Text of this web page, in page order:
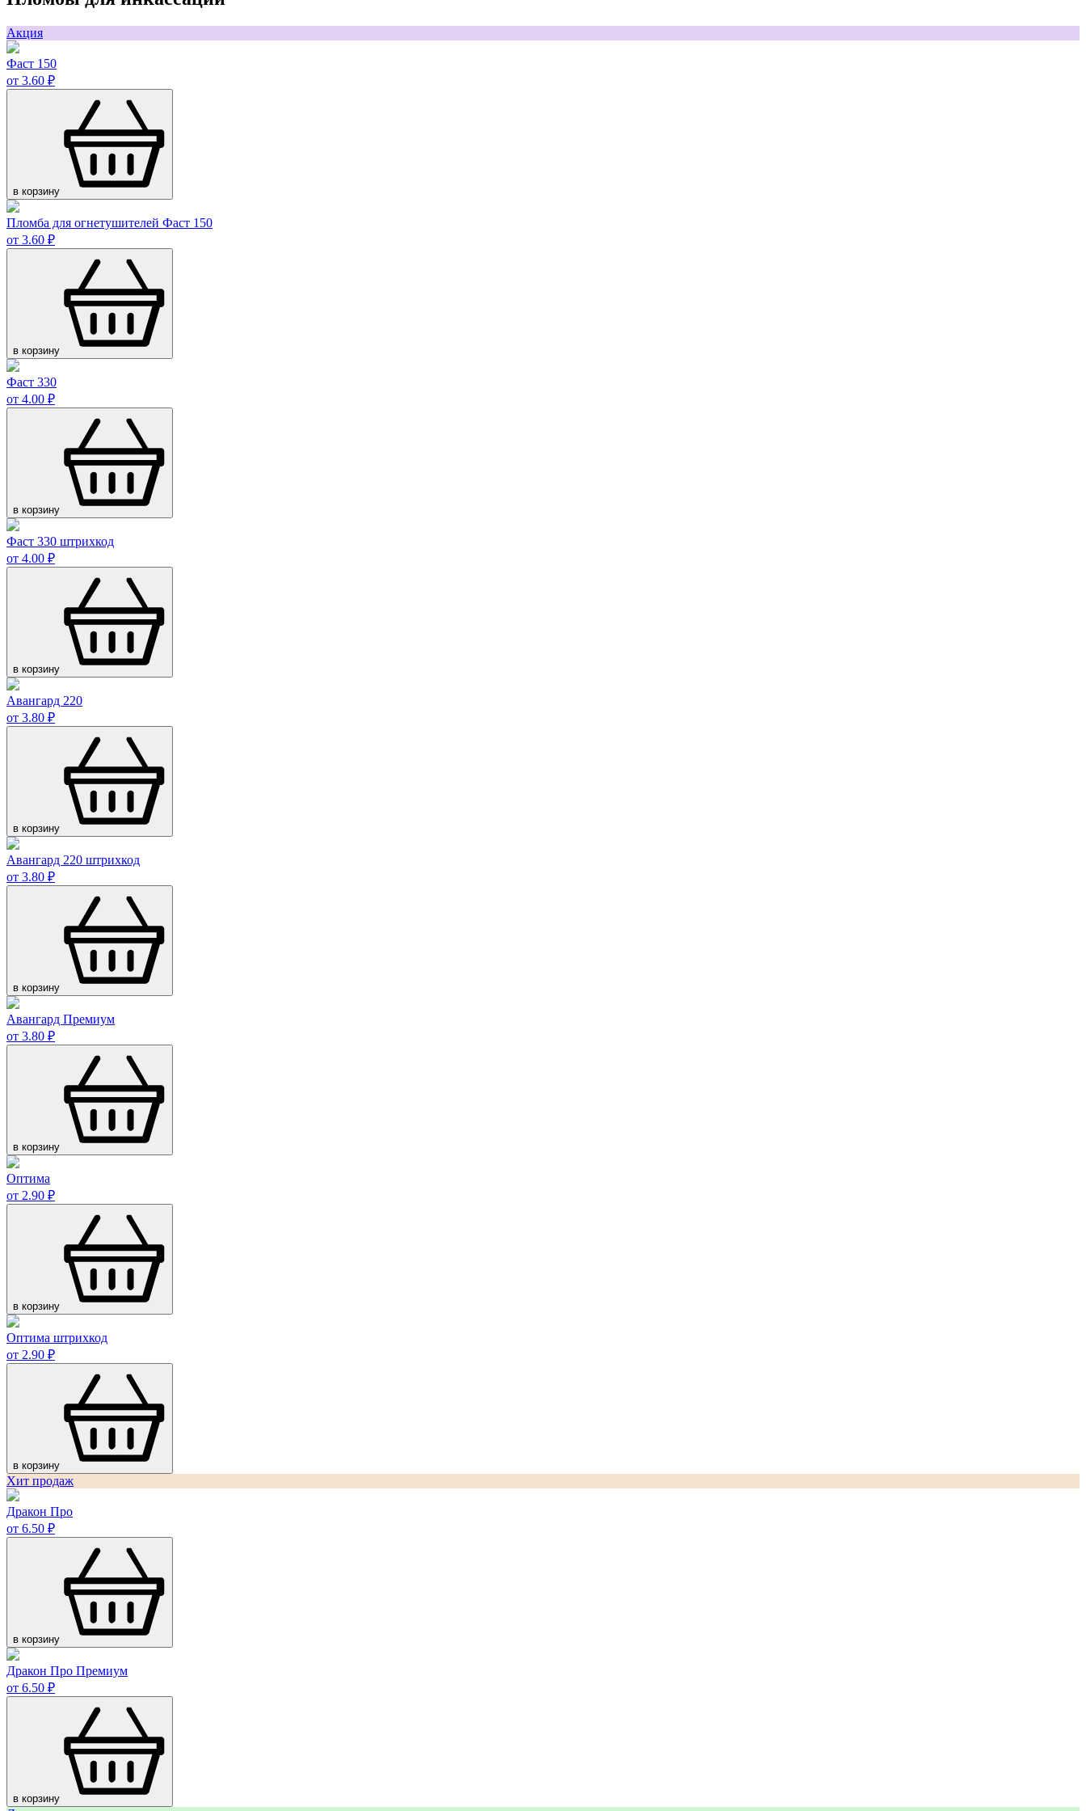
Акция
Фаст 150
от 3.60 ₽
в корзину
Пломба для огнетушителей Фаст 150
от 3.60 ₽
в корзину
Фаст 330
от 4.00 ₽
в корзину
Фаст 330 штрихкод
от 4.00 ₽
в корзину
Авангард 220
от 3.80 ₽
в корзину
Авангард 220 штрихкод
от 3.80 ₽
в корзину
Авангард Премиум
от 3.80 ₽
в корзину
Оптима
от 2.90 ₽
в корзину
Оптима штрихкод
от 2.90 ₽
в корзину
Хит продаж
Дракон Про
от 6.50 ₽
в корзину
Дракон Про Премиум
от 6.50 ₽
в корзину